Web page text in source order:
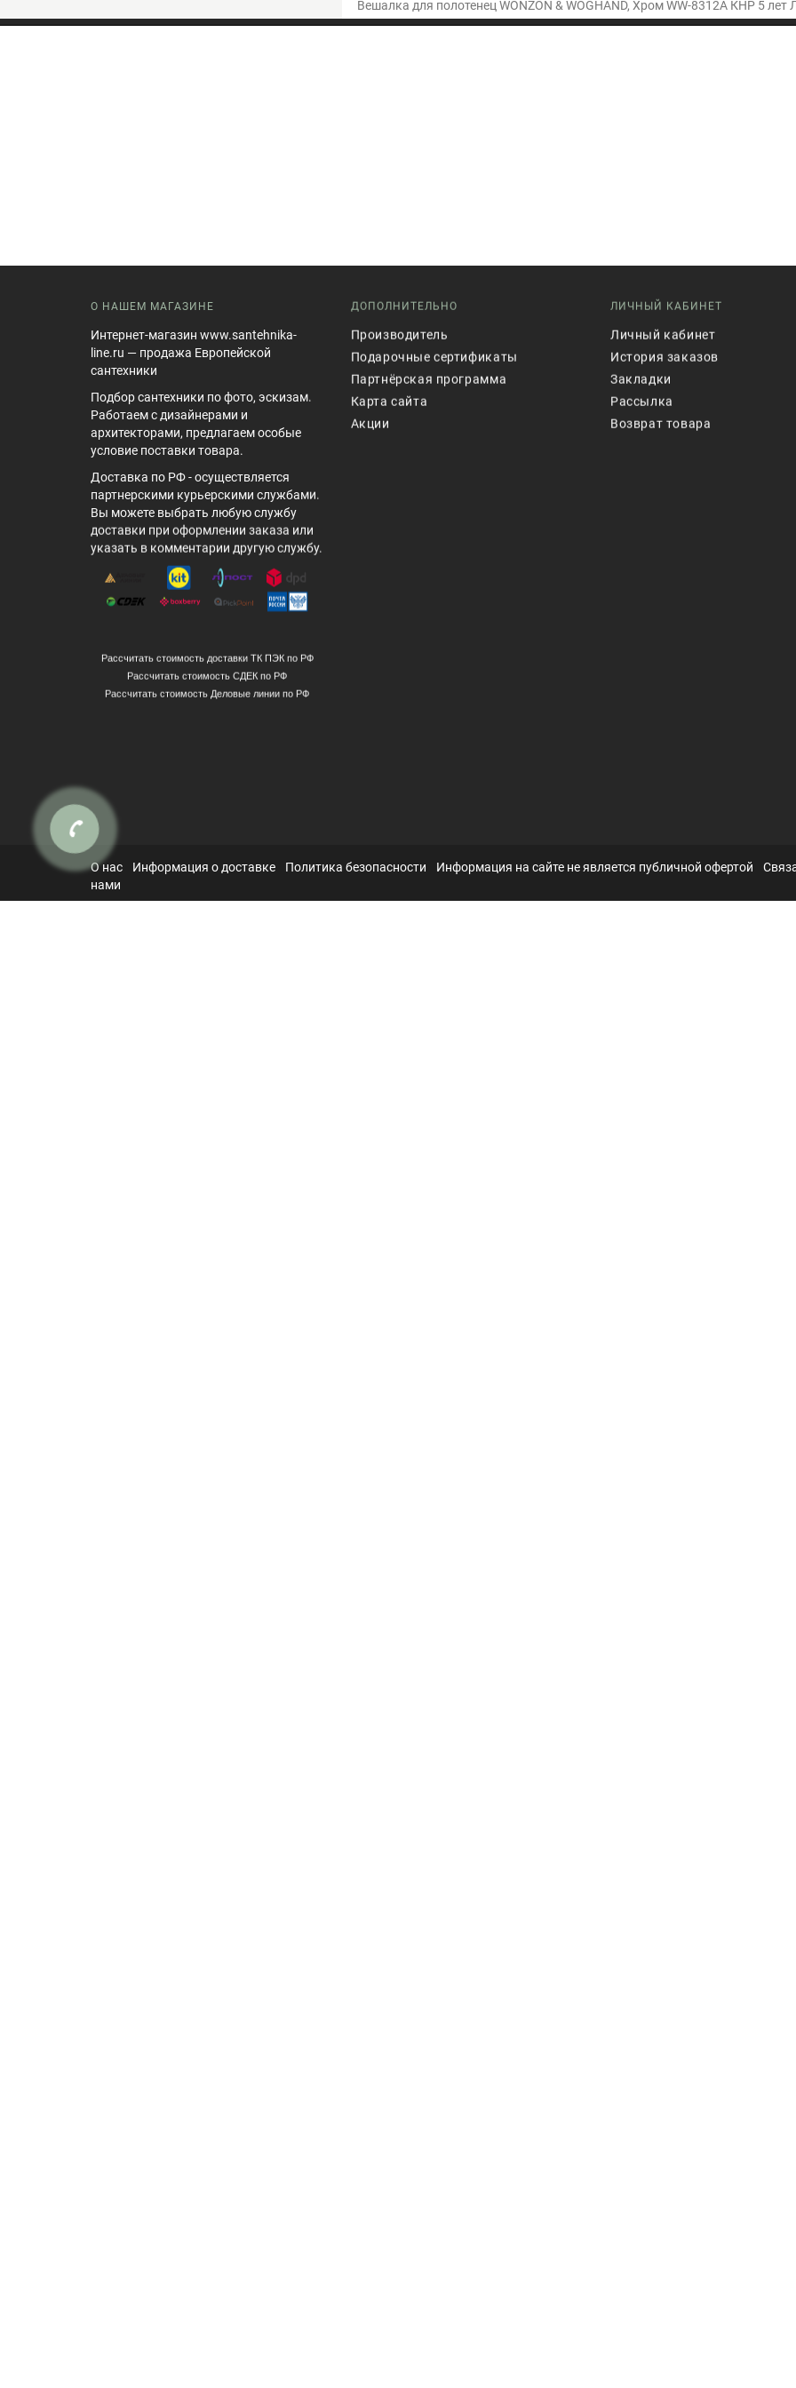
Вешалка для полотенец WONZON & WOGHAND, Хром WW-8312A КНР 5
О НАШЕМ МАГАЗИНЕ
Интернет-магазин www.santehnika-
line.ru — продажа Европейской
сантехники
Подбор сантехники по фото, эскизам.
Работаем с дизайнерами и
архитекторами, предлагаем особые
условие поставки товара.
Доставка по РФ - осуществляется
партнерскими курьерскими службами.
Вы можете выбрать любую службу
доставки при оформлении заказа или
указать в комментарии другую службу.
Рассчитать стоимость доставки ТК ПЭК по РФ
Рассчитать стоимость СДЕК по РФ
Рассчитать стоимость Деловые линии по РФ
ДОПОЛНИТЕЛЬНО
Производитель
Подарочные сертификаты
Партнёрская программа
Карта сайта
Акции
ЛИЧНЫЙ КАБИНЕТ
Личный кабинет
История заказов
Закладки
Рассылка
Возврат товара
О нас Информация о доставке Политика безопасности Информация на сайте не является публичной офертой
нами